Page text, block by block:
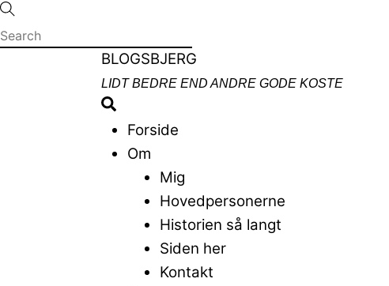
Skip
to
Menu
BLOGSBJERG
LIDT BEDRE END ANDRE GODE KOSTE
Search
Forside
Om
Mig
Hovedpersonerne
Historien så langt
Siden her
Kontakt